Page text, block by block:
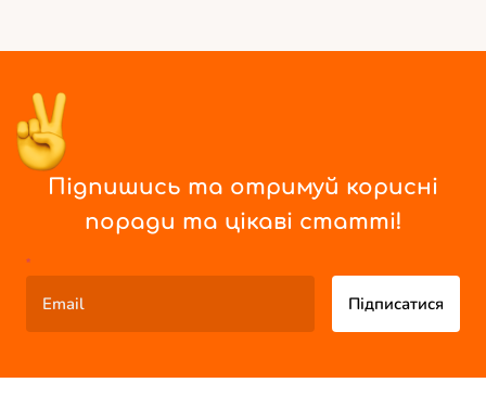
Підпишись та отримуй корисні
поради та цікаві статті!
*
Підписатися